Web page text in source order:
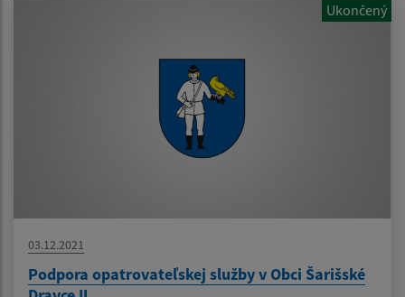
Ukončený
03.12.2021
Podpora opatrovateľskej služby v Obci Šarišské